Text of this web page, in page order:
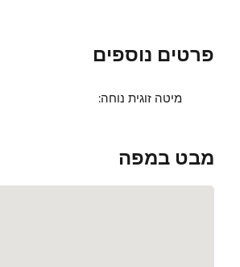
פרטים נוספים
מיטה זוגית נוחה:
מבט במפה